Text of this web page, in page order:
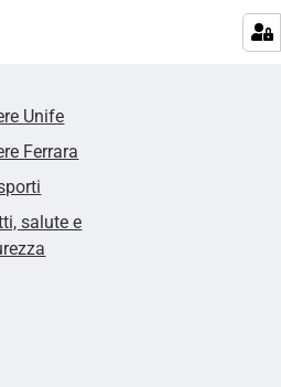
Unife
Ferrara
salute e